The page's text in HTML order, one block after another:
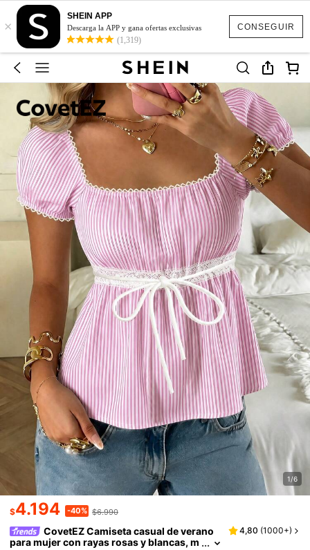
CONSEGUIR
×
SHEIN APP
Descarga la APP y gana ofertas exclusivas
(1,319)
1/6
$4.194 -40% $6.990
CovetEZ Camiseta casual de verano
para mujer con rayas rosas y blancas, m
4,80 (1000+)